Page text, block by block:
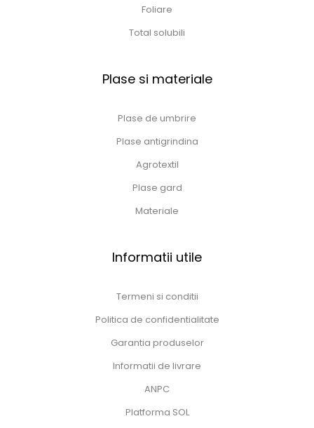
Foliare
Total solubili
Plase si materiale
Plase de umbrire
Plase antigrindina
Agrotextil
Plase gard
Materiale
Informatii utile
Termeni si conditii
Politica de confidentialitate
Garantia produselor
Informatii de livrare
ANPC
Platforma SOL